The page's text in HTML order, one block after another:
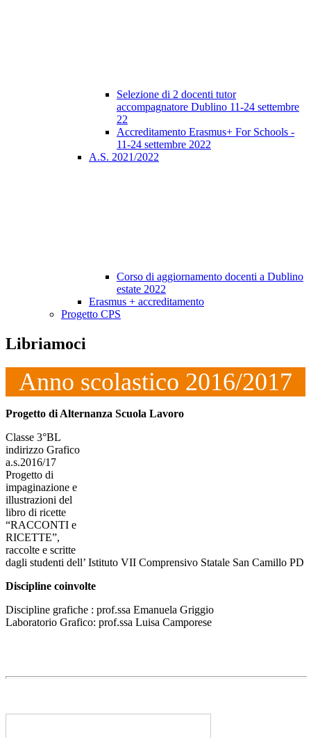
Selezione di 2 docenti tutor
accompagnatore Dublino 11-24 settembre
22
Accreditamento Erasmus+ For Schools -
11-24 settembre 2022
A.S. 2021/2022
Corso di aggiornamento docenti a Dublino
estate 2022
Erasmus + accreditamento
Progetto CPS
Libriamoci
Anno scolastico 2016/2017
Progetto di Alternanza Scuola Lavoro
Classe 3°BL
indirizzo Grafico
a.s.2016/17
Progetto di
impaginazione e
illustrazioni del
libro di ricette
“RACCONTI e
RICETTE”,
raccolte e scritte
dagli studenti dell’ Istituto VII Comprensivo Statale San Camillo PD
Discipline coinvolte
Discipline grafiche : prof.ssa Emanuela Griggio
Laboratorio Grafico: prof.ssa Luisa Camporese